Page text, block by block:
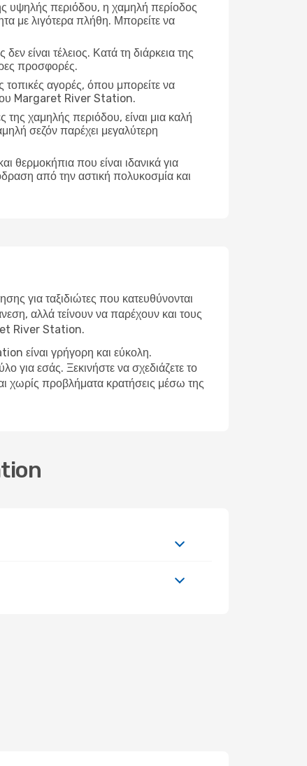
υψηλής περιόδου, η χαμηλή περίοδος
με λιγότερα πλήθη. Μπορείτε να
δεν είναι τέλειος. Κατά τη διάρκεια της
προσφορές.
τοπικές αγορές, όπου μπορείτε να
του Margaret River Station.
της χαμηλής περιόδου, είναι μια καλή
σεζόν παρέχει μεγαλύτερη
θερμοκήπια που είναι ιδανικά για
από την αστική πολυκοσμία και
για ταξιδιώτες που κατευθύνονται
αλλά τείνουν να παρέχουν και τους
River Station.
είναι γρήγορη και εύκολη.
για εσάς. Ξεκινήστε να σχεδιάζετε το
χωρίς προβλήματα κρατήσεις μέσω της